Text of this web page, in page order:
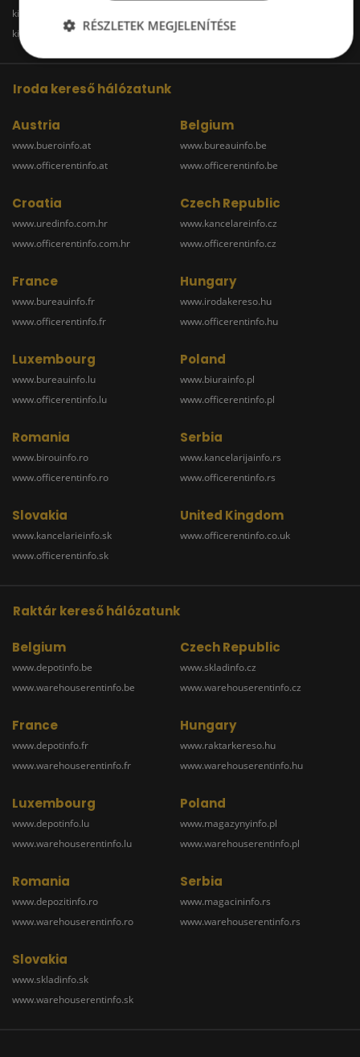
kiadoraktarbudapest.hu
kiadoraktardebrecen.hu
raktarszekesfehervar.hu
Iroda kereső hálózatunk
Austria
www.bueroinfo.at
www.officerentinfo.at
Belgium
www.bureauinfo.be
www.officerentinfo.be
Croatia
www.uredinfo.com.hr
www.officerentinfo.com.hr
Czech Republic
www.kancelareinfo.cz
www.officerentinfo.cz
France
www.bureauinfo.fr
www.officerentinfo.fr
Hungary
www.irodakereso.hu
www.officerentinfo.hu
Luxembourg
www.bureauinfo.lu
www.officerentinfo.lu
Poland
www.biurainfo.pl
www.officerentinfo.pl
Romania
www.birouinfo.ro
www.officerentinfo.ro
Serbia
www.kancelarijainfo.rs
www.officerentinfo.rs
Slovakia
www.kancelarieinfo.sk
www.officerentinfo.sk
United Kingdom
www.officerentinfo.co.uk
Raktár kereső hálózatunk
Belgium
www.depotinfo.be
www.warehouserentinfo.be
Czech Republic
www.skladinfo.cz
www.warehouserentinfo.cz
France
www.depotinfo.fr
www.warehouserentinfo.fr
Hungary
www.raktarkereso.hu
www.warehouserentinfo.hu
Luxembourg
www.depotinfo.lu
www.warehouserentinfo.lu
Poland
www.magazynyinfo.pl
www.warehouserentinfo.pl
Romania
www.depozitinfo.ro
www.warehouserentinfo.ro
Serbia
www.magacininfo.rs
www.warehouserentinfo.rs
Slovakia
www.skladinfo.sk
www.warehouserentinfo.sk
RÉSZLETEK MEGJELENÍTÉSE